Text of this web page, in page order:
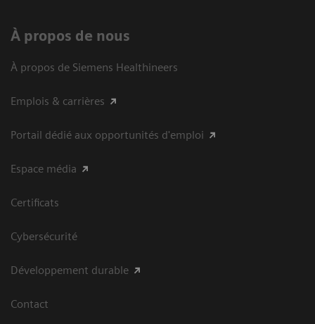
À propos de nous
À propos de Siemens Healthineers
Emplois & carrières
Portail dédié aux opportunités d'emploi
Espace média
Certificats
Cybersécurité
Développement durable
Contact